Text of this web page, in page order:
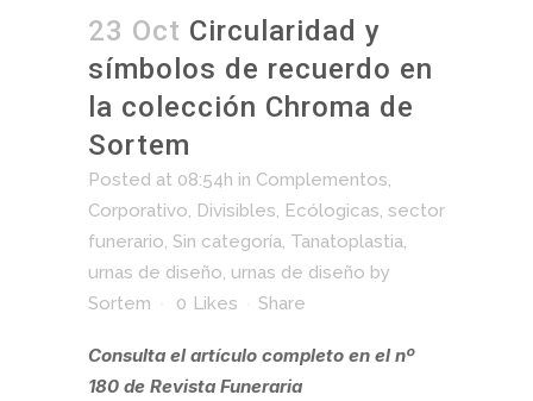
23 Oct Circularidad y
símbolos de recuerdo en
la colección Chroma de
Sortem
Posted at 08:54h in Complementos,
Corporativo, Divisibles, Ecólogicas, sector
funerario, Sin categoría, Tanatoplastia,
urnas de diseño, urnas de diseño by
Sortem
0 Likes Share
Consulta el artículo completo en el nº
180 de Revista Funeraria